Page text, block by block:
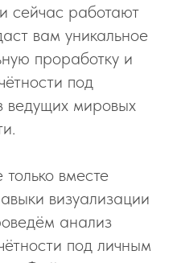
сейчас работают
вам уникальное
проработку и
под
ведущих мировых
вместе
визуализации
анализ
под личным